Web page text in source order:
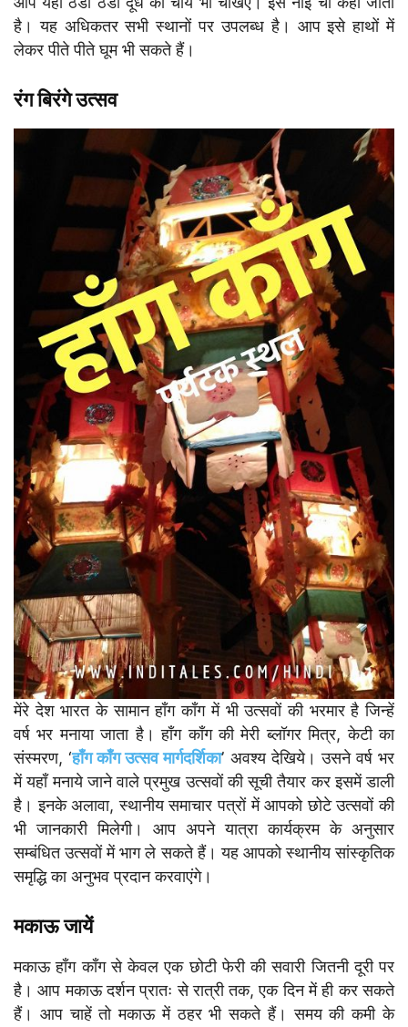
है। यह अधिकतर सभी स्थानों पर उपलब्ध है। आप इसे हाथों में
लेकर पीते पीते घूम भी सकते हैं।
रंग बिरंगे उत्सव
मेंरे देश भारत के सामान हाँग काँग में भी उत्सवों की भरमार है जिन्हें
वर्ष भर मनाया जाता है। हाँग काँग की मेरी ब्लॉगर मित्र, केटी का
संस्मरण, ‘हाँग काँग उत्सव मार्गदर्शिका’ अवश्य देखिये। उसने वर्ष भर
में यहाँ मनाये जाने वाले प्रमुख उत्सवों की सूची तैयार कर इसमें डाली
है। इनके अलावा, स्थानीय समाचार पत्रों में आपको छोटे उत्सवों की
भी जानकारी मिलेगी। आप अपने यात्रा कार्यक्रम के अनुसार
सम्बंधित उत्सवों में भाग ले सकते हैं। यह आपको स्थानीय सांस्कृतिक
समृद्धि का अनुभव प्रदान करवाएंगे।
मकाऊ जायें
मकाऊ हाँग काँग से केवल एक छोटी फेरी की सवारी जितनी दूरी पर
है। आप मकाऊ दर्शन प्रातः से रात्री तक, एक दिन में ही कर सकते
हैं। आप चाहें तो मकाऊ में ठहर भी सकते हैं। समय की कमी के